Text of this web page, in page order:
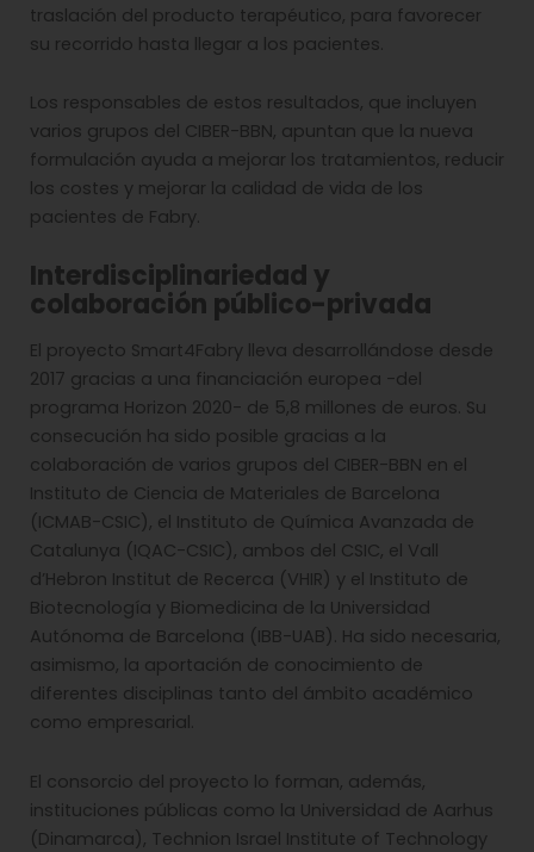
traslación del producto terapéutico, para favorecer
su recorrido hasta llegar a los pacientes.
Los responsables de estos resultados, que incluyen
varios grupos del CIBER-BBN, apuntan que la nueva
formulación ayuda a mejorar los tratamientos, reducir
los costes y mejorar la calidad de vida de los
pacientes de Fabry.
Interdisciplinariedad y
colaboración público-privada
El proyecto Smart4Fabry lleva desarrollándose desde
2017 gracias a una financiación europea -del
programa Horizon 2020- de 5,8 millones de euros. Su
consecución ha sido posible gracias a la
colaboración de varios grupos del CIBER-BBN en el
Instituto de Ciencia de Materiales de Barcelona
(ICMAB-CSIC), el Instituto de Química Avanzada de
Catalunya (IQAC-CSIC), ambos del CSIC, el Vall
d’Hebron Institut de Recerca (VHIR) y el Instituto de
Biotecnología y Biomedicina de la Universidad
Autónoma de Barcelona (IBB-UAB). Ha sido necesaria,
asimismo, la aportación de conocimiento de
diferentes disciplinas tanto del ámbito académico
como empresarial.
El consorcio del proyecto lo forman, además,
instituciones públicas como la Universidad de Aarhus
(Dinamarca), Technion Israel Institute of Technology